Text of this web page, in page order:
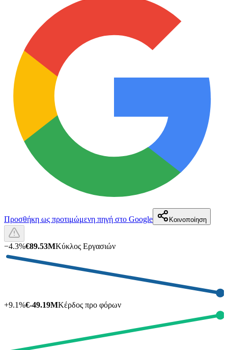
Προσθήκη ως προτιμώμενη πηγή στο Google Κοινοποίηση
−4.3%€89.53MΚύκλος Εργασιών
+9.1%€-49.19MΚέρδος προ φόρων